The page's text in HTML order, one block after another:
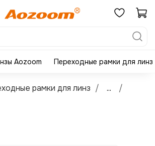
Aozoom Переходные рамки для линз
рамки для линз
...